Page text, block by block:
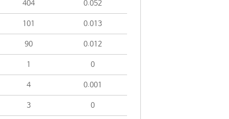
404 0.052
101 0.013
90 0.012
1 0
4 0.001
3 0